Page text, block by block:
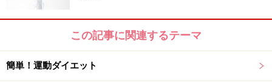
この記事に関連するテーマ
簡単！運動ダイエット